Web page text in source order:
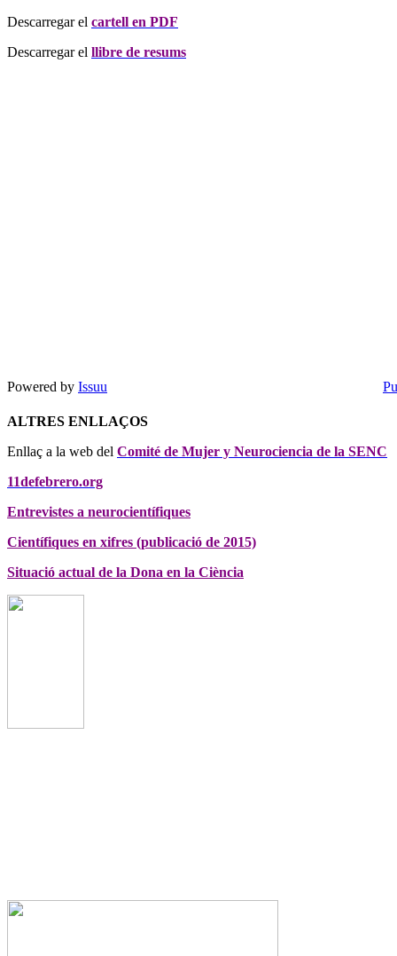
Descarregar el cartell en PDF
Descarregar el llibre de resums
Powered by Issuu
ALTRES ENLLAÇOS
Enllaç a la web del Comité de Mujer y Neurociencia de la SENC
11defebrero.org
Entrevistes a neurocientífiques
Científiques en xifres (publicació de 2015)
Situació actual de la Dona en la Ciència